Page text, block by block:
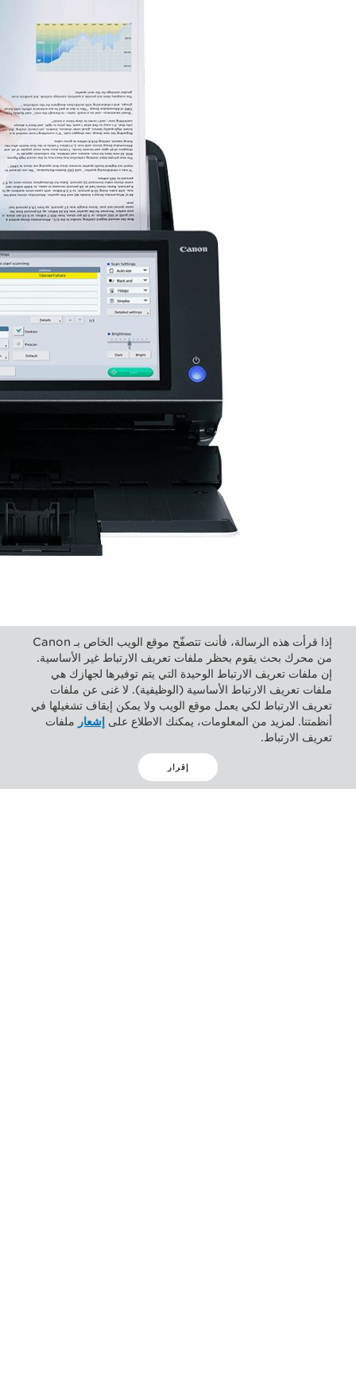
أداة الإدارة ScanFront
Administration Tool
العديد من ماسحات ScanFront الضوئية المتعددة دفعة واحدة.
إذا قرأت هذه الرسالة، فأنت تتصفّح موقع الويب الخاص بـ Canon
من محرك بحث يقوم بحظر ملفات تعريف الارتباط غير الأساسية.
إن ملفات تعريف الارتباط الوحيدة التي يتم توفيرها لجهازك هي
ملفات تعريف الارتباط الأساسية (الوظيفية). لا غنى عن ملفات
تعريف الارتباط لكي يعمل موقع الويب ولا يمكن إيقاف تشغيلها في
أنظمتنا. لمزيد من المعلومات، يمكنك الاطلاع على إشعار ملفات
تعريف الارتباط.
إقرار